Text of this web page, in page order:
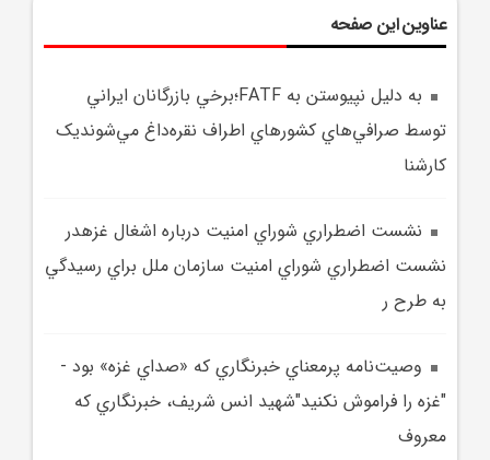
عناوین این صفحه
به دليل نپيوستن به FATF؛برخي بازرگانان ايراني
توسط صرافي‌هاي کشورهاي اطراف نقره‌داغ مي‌شونديک
کارشنا
نشست اضطراري شوراي امنيت درباره اشغال غزهدر
نشست اضطراري شوراي امنيت سازمان ملل براي رسيدگي
به طرح ر
وصيت‌نامه پرمعناي خبرنگاري که «صداي غزه» بود -
"غزه را فراموش نکنيد"شهيد انس شريف، خبرنگاري که
معروف